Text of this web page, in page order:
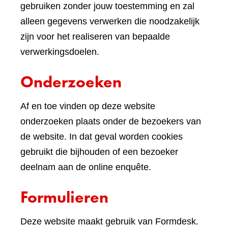
een
andere
website)
gebruiken zonder jouw toestemming en zal
alleen gegevens verwerken die noodzakelijk
zijn voor het realiseren van bepaalde
verwerkingsdoelen.
Onderzoeken
Af en toe vinden op deze website
onderzoeken plaats onder de bezoekers van
de website. In dat geval worden cookies
gebruikt die bijhouden of een bezoeker
deelnam aan de online enquête.
Formulieren
Deze website maakt gebruik van Formdesk.